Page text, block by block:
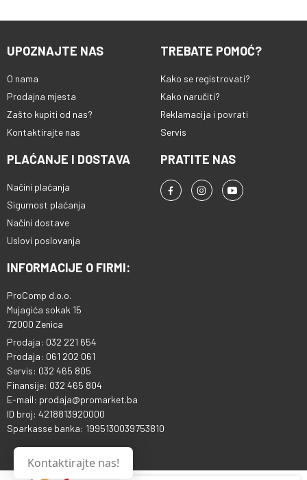
UPOZNAJTE NAS
O nama
Prodajna mjesta
Zašto kupiti od nas?
Kontaktirajte nas
TREBATE POMOĆ?
Kako se registrovati?
Kako naručiti?
Reklamacija i povrati
Servis
PLAĆANJE I DOSTAVA
Načini plaćanja
Sigurnost plaćanja
Načini dostave
Uslovi poslovanja
PRATITE NAS
INFORMACIJE O FIRMI:
ProComp d.o.o.
Mujagića sokak 15
72000 Zenica
Prodaja: 032 221 654
Prodaja: 061 202 061
Servis: 032 465 805
Finansije: 032 465 804
E-mail: prodaja@promarket.ba
ID broj: 4218813920000
Sparkasse banka: 1995130039753810
Kontaktirajte nas!